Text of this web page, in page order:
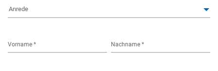
Anrede
*
Name
Vorname * Nachname *